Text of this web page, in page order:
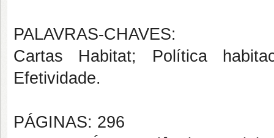
PALAVRAS-CHAVES:
Cartas Habitat; Política
Efetividade.
PÁGINAS: 296